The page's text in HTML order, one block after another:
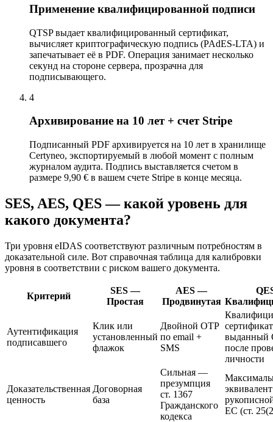
Применение квалифицированной подписи
QTSP выдает квалифицированный сертификат,
вычисляет криптографическую подпись (PAdES-LTA) и
запечатывает её в PDF. Операция занимает несколько
секунд на стороне сервера, прозрачна для
подписывающего.
4
Архивирование на 10 лет + счет Stripe
Подписанный PDF архивируется на 10 лет в хранилище
Certyneo, экспортируемый в любой момент с полным
журналом аудита. Подпись выставляется счетом в
размере 9,90 € в вашем счете Stripe в конце месяца.
SES, AES, QES — какой уровень для
какого документа?
Три уровня eIDAS соответствуют различным потребностям в
доказательной силе. Вот справочная таблица для калибровки
уровня в соответствии с риском вашего документа.
Критерий
SES —
Простая
AES —
Продвинутая
Аутентификация
подписавшего
Клик или
установленный
флажок
Двойной OTP
по email +
SMS
выданный
после
личности
Доказательственная
ценность
Договорная
база
Сильная —
презумпция
ст. 1367
Гражданского
кодекса
эквивалент
ЕС (ст.